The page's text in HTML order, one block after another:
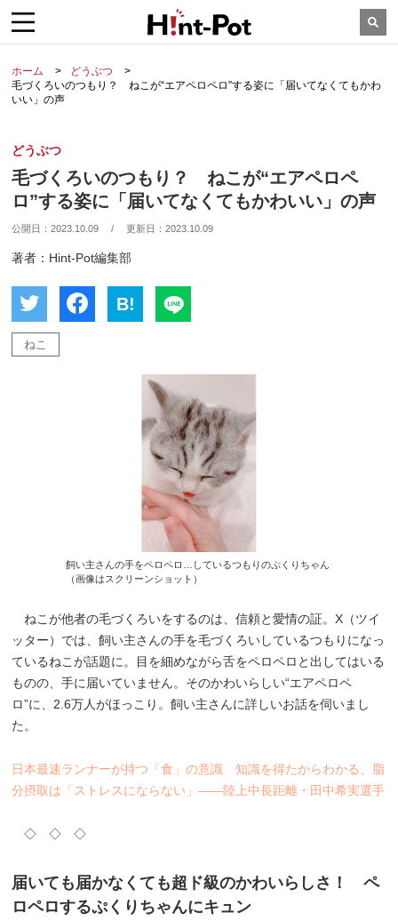
ホーム
どうぶつ
毛づくろいのつもり？ ねこが“エアペロペロ”する姿に「届いてなくてもかわ
いい」の声
どうぶつ
毛づくろいのつもり？ ねこが“エアペロペ
ロ”する姿に「届いてなくてもかわいい」の声
公開日：2023.10.09 / 更新日：2023.10.09
著者：Hint-Pot編集部
B!
ねこ
飼い主さんの手をペロペロ…しているつもりのぷくりちゃん
（画像はスクリーンショット）
ねこが他者の毛づくろいをするのは、信頼と愛情の証。X（ツイ
ッター）では、飼い主さんの手を毛づくろいしているつもりになっ
ているねこが話題に。目を細めながら舌をペロペロと出してはいる
ものの、手に届いていません。そのかわいらしい“エアペロペ
ロ”に、2.6万人がほっこり。飼い主さんに詳しいお話を伺いまし
た。
日本最速ランナーが持つ「食」の意識 知識を得たからわかる、脂
分摂取は「ストレスにならない」――陸上中長距離・田中希実選手
◇ ◇ ◇
届いても届かなくても超ド級のかわいらしさ！ ペ
ロペロするぷくりちゃんにキュン